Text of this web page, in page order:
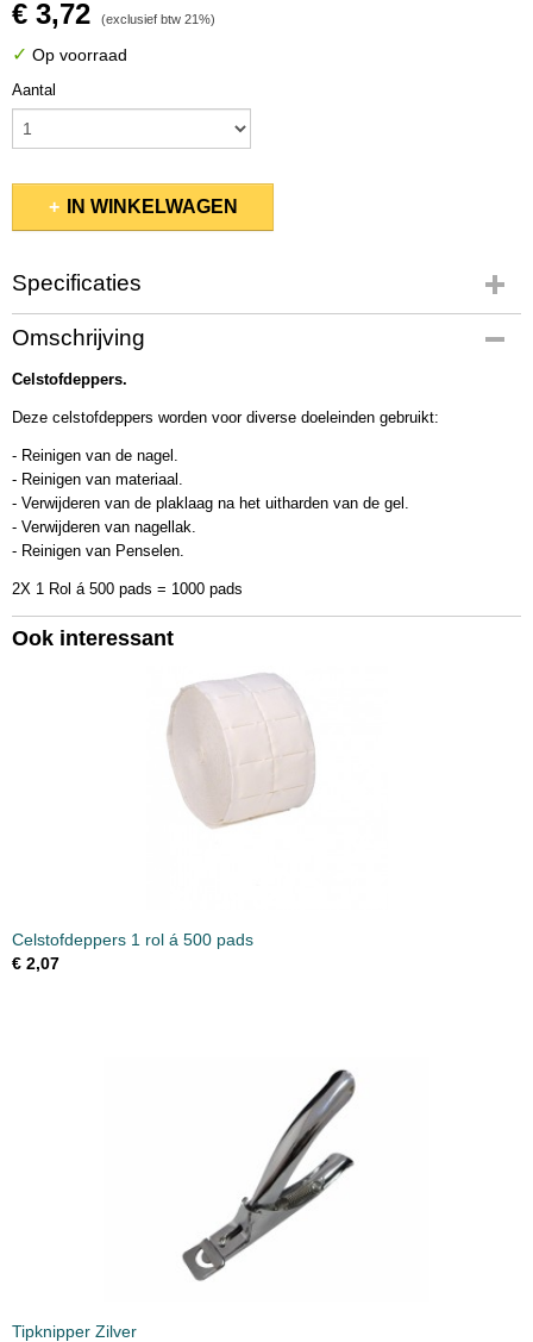
€ 3,72 (exclusief btw 21%)
✓ Op voorraad
Aantal
IN WINKELWAGEN
Specificaties
Bruto gewicht
0,44 Kg
Afmetingen (l,b,h)
Omschrijving
Celstofdeppers.
Deze celstofdeppers worden voor diverse doeleinden gebruikt:
- Reinigen van de nagel.
- Reinigen van materiaal.
- Verwijderen van de plaklaag na het uitharden van de gel.
- Verwijderen van nagellak.
- Reinigen van Penselen.
2X 1 Rol á 500 pads = 1000 pads
Ook interessant
Celstofdeppers 1 rol á 500 pads
€ 2,07
Tipknipper Zilver